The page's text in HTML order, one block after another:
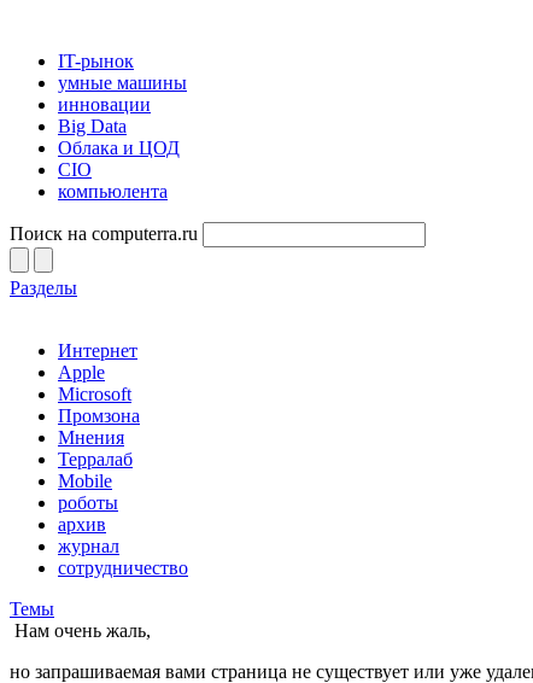
IT-рынок
умные машины
инновации
Big Data
Облака и ЦОД
CIO
компьюлента
Поиск на computerra.ru
Разделы
Интернет
Apple
Microsoft
Промзона
Мнения
Терралаб
Mobile
роботы
архив
журнал
сотрудничество
Темы
Нам очень жаль,
но запрашиваемая вами страница не существует или уже